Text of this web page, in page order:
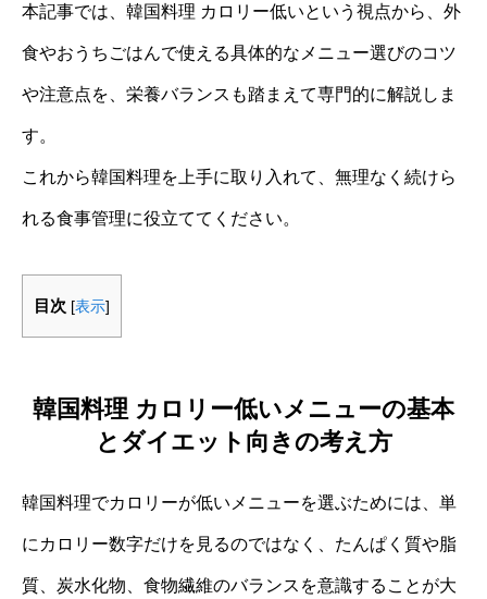
本記事では、韓国料理 カロリー低いという視点から、外
食やおうちごはんで使える具体的なメニュー選びのコツ
や注意点を、栄養バランスも踏まえて専門的に解説しま
す。
これから韓国料理を上手に取り入れて、無理なく続けら
れる食事管理に役立ててください。
目次 [表示]
韓国料理 カロリー低いメニューの基本
とダイエット向きの考え方
韓国料理でカロリーが低いメニューを選ぶためには、単
にカロリー数字だけを見るのではなく、たんぱく質や脂
質、炭水化物、食物繊維のバランスを意識することが大